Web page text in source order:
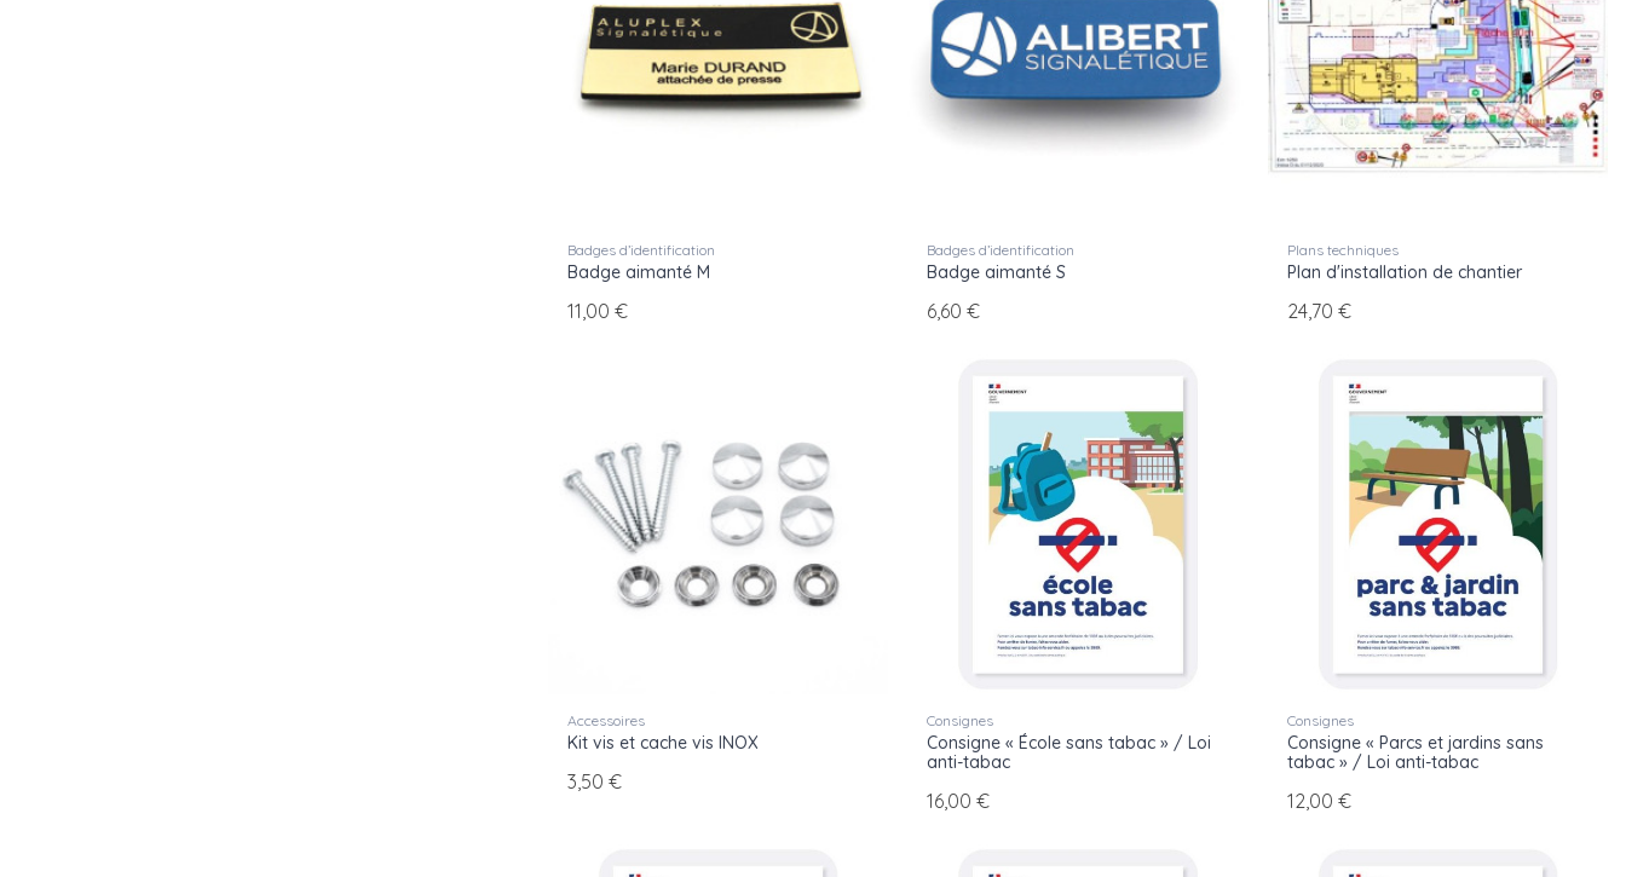
Badges d’identification
Badge aimanté M
11,00 €
Badges d’identification
Badge aimanté S
6,60 €
Plans techniques
Plan d'installation de chantier
24,70 €
Accessoires
Kit vis et cache vis INOX
3,50 €
Consignes
Consigne « École sans tabac » / Loi
anti-tabac
16,00 €
Consignes
Consigne « Parcs et jardins sans
tabac » / Loi anti-tabac
12,00 €